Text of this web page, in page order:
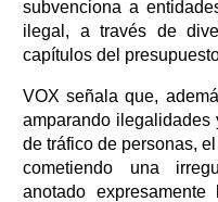
subvenciona a
ilegal, a través de
capítulos del
VOX señala que,
amparando ilegalidades
de tráfico de personas,
cometiendo una
anotado